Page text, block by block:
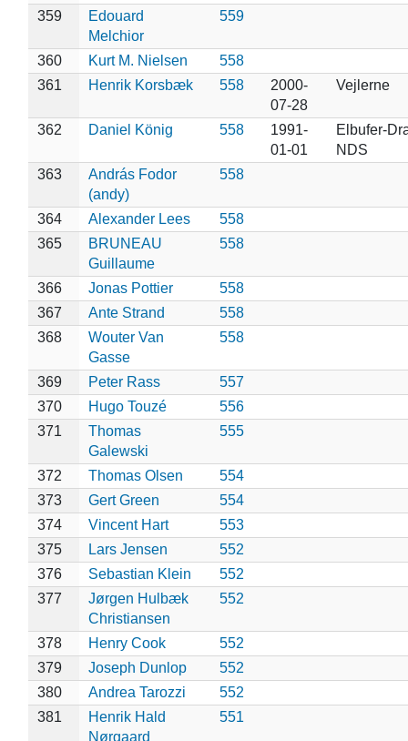
359
Edouard
Melchior
559
360 Kurt M. Nielsen
558
361
Henrik Korsbæk 558
2000-
07-28
Vejlerne
362 Daniel König 558
1991-
01-01
Elbufer-
NDS
363
András Fodor
(andy)
558
364 Alexander Lees
558
365
BRUNEAU
Guillaume
558
366 Jonas Pottier
558
367
Ante Strand
558
368
Wouter Van
Gasse
558
369 Peter Rass
557
370
Hugo Touzé
556
371
Thomas
Galewski
555
372 Thomas Olsen
554
373
Gert Green
554
374
Vincent Hart
553
375
Lars Jensen
552
376
Sebastian Klein
552
377
Jørgen Hulbæk
Christiansen
552
378 Henry Cook
552
379
Joseph Dunlop
552
380
Andrea Tarozzi
552
381
Henrik Hald
Nørgaard
551